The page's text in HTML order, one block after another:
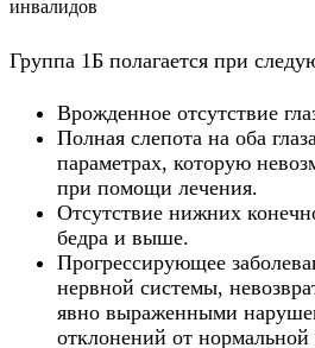
инвалидов
Группа 1Б полагается при
Врожденное отсутствие
Полная слепота на оба
параметрах, которую
при помощи лечения.
Отсутствие нижних
бедра и выше.
Прогрессирующее
нервной системы,
явно выраженными
отклонений от нормальной